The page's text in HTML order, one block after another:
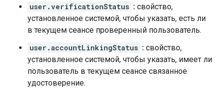
user.verificationStatus : свойство,
установленное системой, чтобы указать, есть ли
в текущем сеансе проверенный пользователь.
user.accountLinkingStatus : свойство,
установленное системой, чтобы указать, имеет ли
пользователь в текущем сеансе связанное
удостоверение.